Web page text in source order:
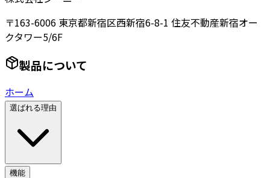
〒163-6006 東京都新宿区西新宿6-8-1 住友不動産新宿オー
クタワー5/6F
製品について
ホーム
選ばれる理由
機能